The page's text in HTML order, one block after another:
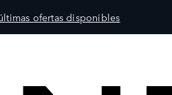
ofertas disponibles